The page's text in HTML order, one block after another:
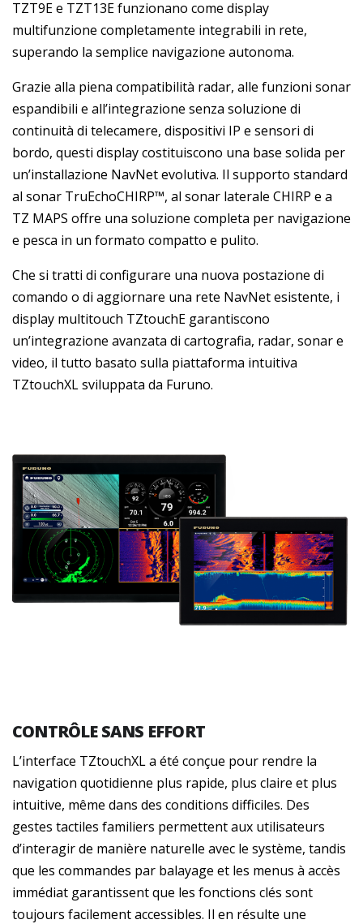
TZT9E e TZT13E funzionano come display
multifunzione completamente integrabili in rete,
superando la semplice navigazione autonoma.
Grazie alla piena compatibilità radar, alle funzioni sonar
espandibili e all’integrazione senza soluzione di
continuità di telecamere, dispositivi IP e sensori di
bordo, questi display costituiscono una base solida per
un’installazione NavNet evolutiva. Il supporto standard
al sonar TruEchoCHIRP™, al sonar laterale CHIRP e a
TZ MAPS offre una soluzione completa per navigazione
e pesca in un formato compatto e pulito.
Che si tratti di configurare una nuova postazione di
comando o di aggiornare una rete NavNet esistente, i
display multitouch TZtouchE garantiscono
un’integrazione avanzata di cartografia, radar, sonar e
video, il tutto basato sulla piattaforma intuitiva
TZtouchXL sviluppata da Furuno.
CONTRÔLE SANS EFFORT
L’interface TZtouchXL a été conçue pour rendre la
navigation quotidienne plus rapide, plus claire et plus
intuitive, même dans des conditions difficiles. Des
gestes tactiles familiers permettent aux utilisateurs
d’interagir de manière naturelle avec le système, tandis
que les commandes par balayage et les menus à accès
immédiat garantissent que les fonctions clés sont
toujours facilement accessibles. Il en résulte une